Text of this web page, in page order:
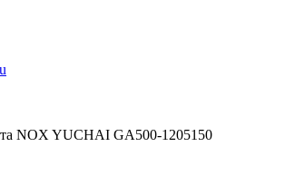
NOX YUCHAI GA500-1205150